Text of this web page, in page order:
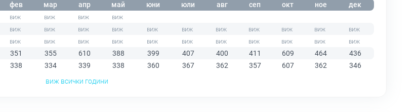
фев мар апр май юни юли авг сеп окт ное
дек
351 355 610 388 399 407 400 411 609 464
436
338 334 339 338 360 367 362 357 607 362
346
виж всички години